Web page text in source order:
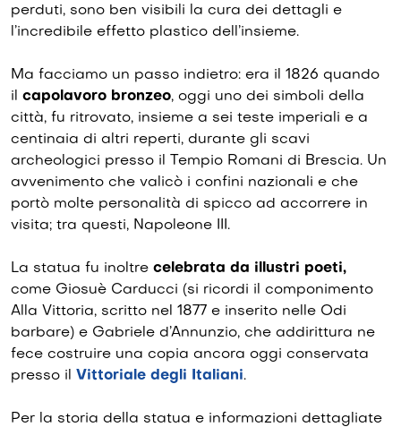
perduti, sono ben visibili la cura dei dettagli e
l’incredibile effetto plastico dell’insieme.
Ma facciamo un passo indietro: era il 1826 quando
il capolavoro bronzeo, oggi uno dei simboli della
città, fu ritrovato, insieme a sei teste imperiali e a
centinaia di altri reperti, durante gli scavi
archeologici presso il Tempio Romani di Brescia. Un
avvenimento che valicò i confini nazionali e che
portò molte personalità di spicco ad accorrere in
visita; tra questi, Napoleone III.
La statua fu inoltre celebrata da illustri poeti,
come Giosuè Carducci (si ricordi il componimento
Alla Vittoria, scritto nel 1877 e inserito nelle Odi
barbare) e Gabriele d’Annunzio, che addirittura ne
fece costruire una copia ancora oggi conservata
presso il Vittoriale degli Italiani.
Per la storia della statua e informazioni dettagliate